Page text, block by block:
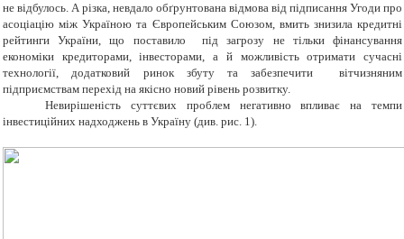
не відбулось. А різка, невдало обґрунтована відмова від підписання Угоди про
асоціацію між Україною та Європейським Союзом, вмить знизила кредитні
рейтинги України, що поставило під загрозу не тільки фінансування
економіки кредиторами, інвесторами, а й можливість отримати сучасні
технології, додатковий ринок збуту та забезпечити вітчизняним
підприємствам перехід на якісно новий рівень розвитку.
Невирішеність суттєвих проблем негативно впливає на темпи
інвестиційних надходжень в Україну (див. рис. 1).